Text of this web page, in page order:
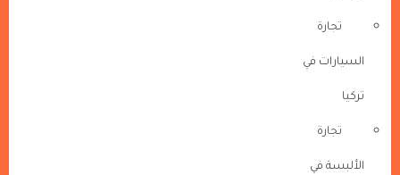
تجارة
السيارات في
تركيا
تجارة
الألبسة في